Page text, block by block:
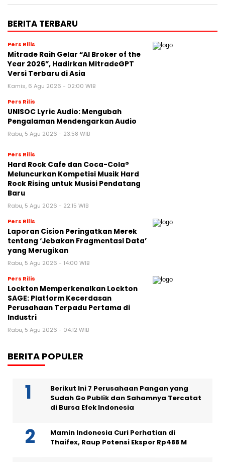
BERITA TERBARU
Pers Rilis
Mitrade Raih Gelar “AI Broker of the
Year 2026”, Hadirkan MitradeGPT
Versi Terbaru di Asia
Kamis, 6 Agu 2026 - 02:00 WIB
Pers Rilis
UNISOC Lyric Audio: Mengubah
Pengalaman Mendengarkan Audio
Rabu, 5 Agu 2026 - 23:58 WIB
Pers Rilis
Hard Rock Cafe dan Coca-Cola®
Meluncurkan Kompetisi Musik Hard
Rock Rising untuk Musisi Pendatang
Baru
Rabu, 5 Agu 2026 - 22:15 WIB
Pers Rilis
Laporan Cision Peringatkan Merek
tentang ‘Jebakan Fragmentasi Data’
yang Merugikan
Rabu, 5 Agu 2026 - 14:00 WIB
Pers Rilis
Lockton Memperkenalkan Lockton
SAGE: Platform Kecerdasan
Perusahaan Terpadu Pertama di
Industri
Rabu, 5 Agu 2026 - 04:12 WIB
BERITA POPULER
Berikut Ini 7 Perusahaan Pangan yang
Sudah Go Publik dan Sahamnya Tercatat
di Bursa Efek Indonesia
Mamin Indonesia Curi Perhatian di
Thaifex, Raup Potensi Ekspor Rp488 M